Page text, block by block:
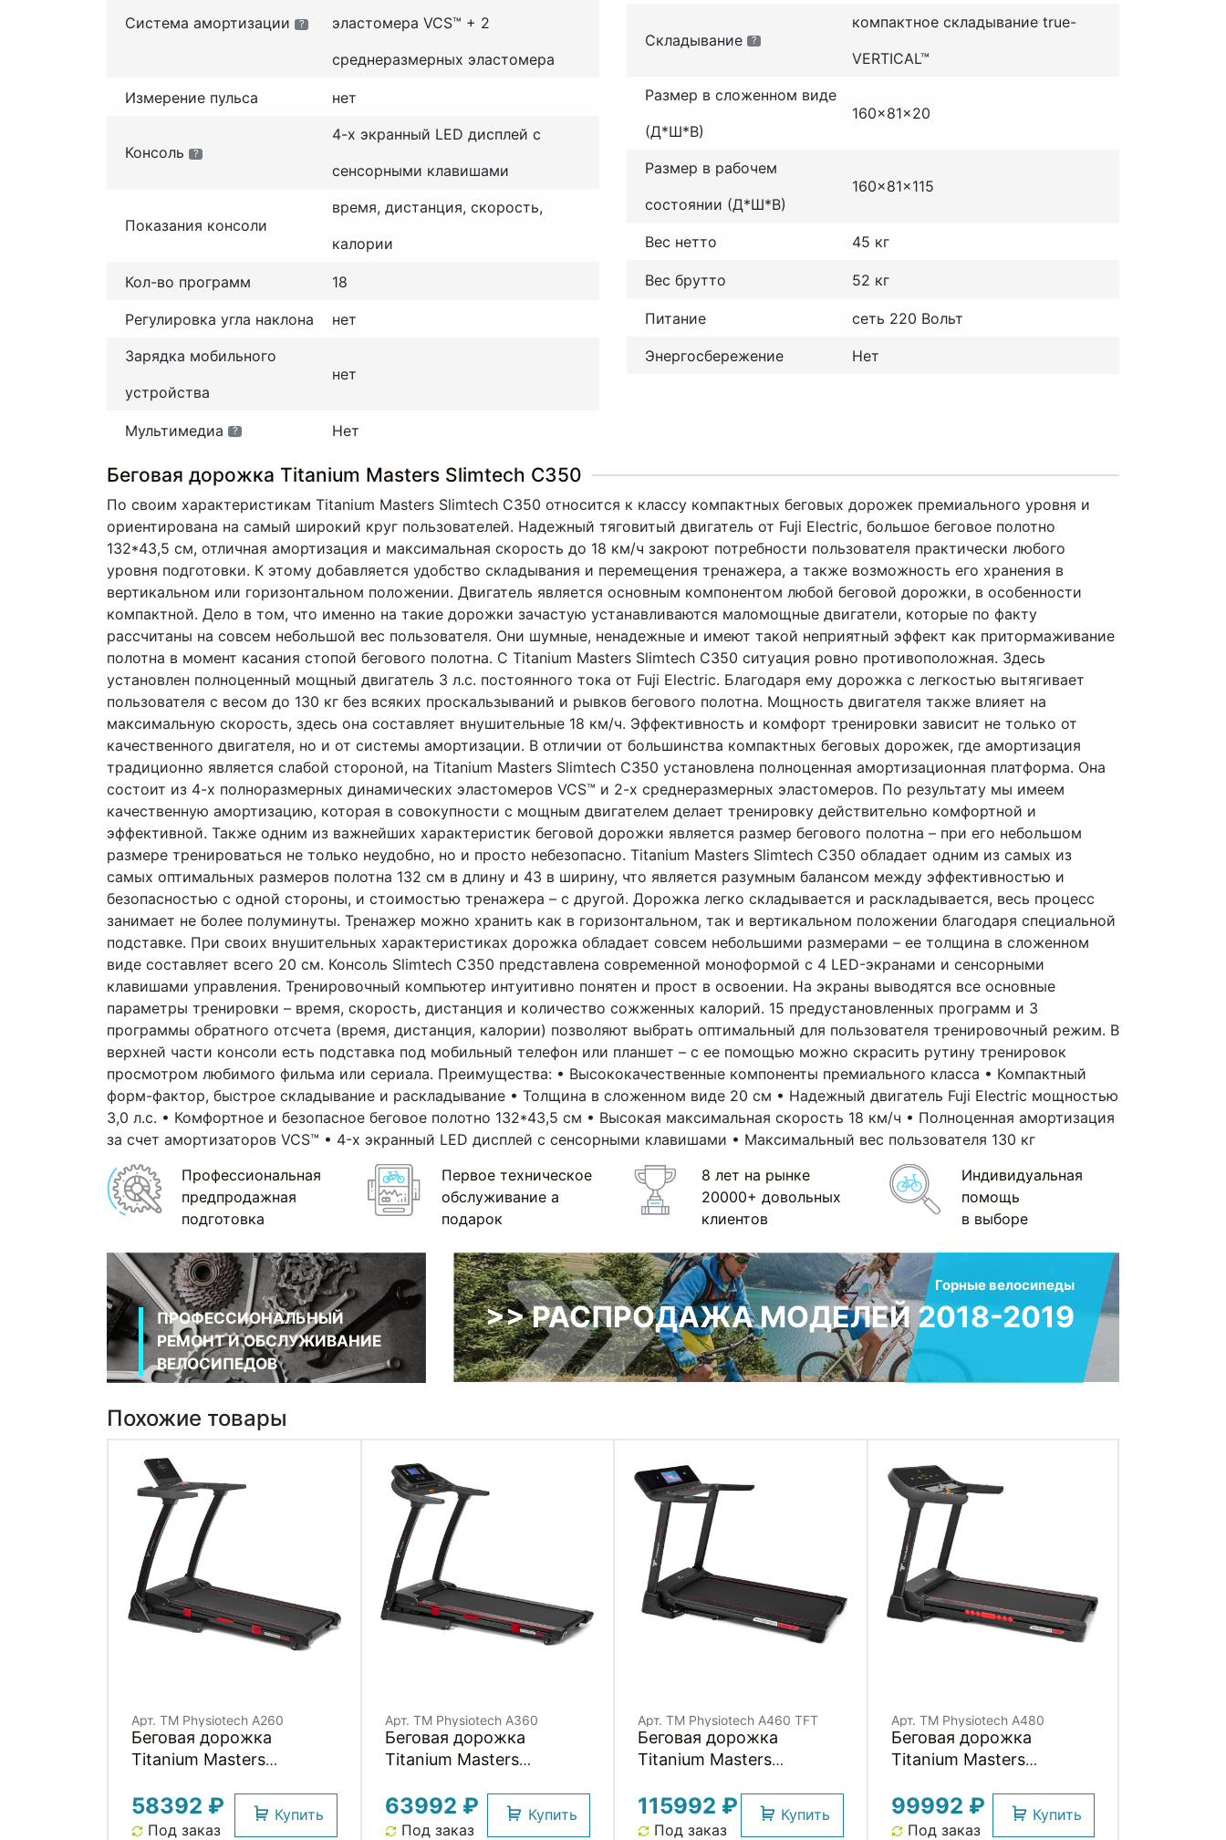
Система амортизации ?
эластомера VCS™ + 2
среднеразмерных эластомера
Измерение пульса нет
Консоль ?
4-х экранный LED дисплей с
сенсорными клавишами
Показания консоли
время, дистанция, скорость,
калории
Кол-во программ 18
Регулировка угла наклона
нет
Зарядка мобильного
устройства
нет
Мультимедиа ? Нет
Складывание ?
компактное складывание true-
VERTICAL™
Размер в сложенном виде
(Д*Ш*В)
160x81x20
Размер в рабочем
состоянии (Д*Ш*В)
160x81x115
Вес нетто 45 кг
Вес брутто 52 кг
Питание сеть 220 Вольт
Энергосбережение Нет
Беговая дорожка Titanium Masters Slimtech C350
По своим характеристикам Titanium Masters Slimtech C350 относится к классу компактных беговых дорожек премиального уровня и
ориентирована на самый широкий круг пользователей. Надежный тяговитый двигатель от Fuji Electric, большое беговое полотно
132*43,5 см, отличная амортизация и максимальная скорость до 18 км/ч закроют потребности пользователя практически любого
уровня подготовки. К этому добавляется удобство складывания и перемещения тренажера, а также возможность его хранения в
вертикальном или горизонтальном положении. Двигатель является основным компонентом любой беговой дорожки, в особенности
компактной. Дело в том, что именно на такие дорожки зачастую устанавливаются маломощные двигатели, которые по факту
рассчитаны на совсем небольшой вес пользователя. Они шумные, ненадежные и имеют такой неприятный эффект как притормаживание
полотна в момент касания стопой бегового полотна. С Titanium Masters Slimtech C350 ситуация ровно противоположная. Здесь
установлен полноценный мощный двигатель 3 л.с. постоянного тока от Fuji Electric. Благодаря ему дорожка с легкостью вытягивает
пользователя с весом до 130 кг без всяких проскальзываний и рывков бегового полотна. Мощность двигателя также влияет на
максимальную скорость, здесь она составляет внушительные 18 км/ч. Эффективность и комфорт тренировки зависит не только от
качественного двигателя, но и от системы амортизации. В отличии от большинства компактных беговых дорожек, где амортизация
традиционно является слабой стороной, на Titanium Masters Slimtech C350 установлена полноценная амортизационная платформа. Она
состоит из 4-х полноразмерных динамических эластомеров VCS™ и 2-х среднеразмерных эластомеров. По результату мы имеем
качественную амортизацию, которая в совокупности с мощным двигателем делает тренировку действительно комфортной и
эффективной. Также одним из важнейших характеристик беговой дорожки является размер бегового полотна – при его небольшом
размере тренироваться не только неудобно, но и просто небезопасно. Titanium Masters Slimtech C350 обладает одним из самых из
самых оптимальных размеров полотна 132 см в длину и 43 в ширину, что является разумным балансом между эффективностью и
безопасностью с одной стороны, и стоимостью тренажера – с другой. Дорожка легко складывается и раскладывается, весь процесс
занимает не более полуминуты. Тренажер можно хранить как в горизонтальном, так и вертикальном положении благодаря специальной
подставке. При своих внушительных характеристиках дорожка обладает совсем небольшими размерами – ее толщина в сложенном
виде составляет всего 20 см. Консоль Slimtech C350 представлена современной моноформой с 4 LED-экранами и сенсорными
клавишами управления. Тренировочный компьютер интуитивно понятен и прост в освоении. На экраны выводятся все основные
параметры тренировки – время, скорость, дистанция и количество сожженных калорий. 15 предустановленных программ и 3
программы обратного отсчета (время, дистанция, калории) позволяют выбрать оптимальный для пользователя тренировочный режим. В
верхней части консоли есть подставка под мобильный телефон или планшет – с ее помощью можно скрасить рутину тренировок
просмотром любимого фильма или сериала. Преимущества: • Высококачественные компоненты премиального класса • Компактный
форм-фактор, быстрое складывание и раскладывание • Толщина в сложенном виде 20 см • Надежный двигатель Fuji Electric мощностью
3,0 л.с. • Комфортное и безопасное беговое полотно 132*43,5 см • Высокая максимальная скорость 18 км/ч • Полноценная амортизация
за счет амортизаторов VCS™ • 4-х экранный LED дисплей с сенсорными клавишами • Максимальный вес пользователя 130 кг
Профессиональная
предпродажная
подготовка
Первое техническое
обслуживание а
подарок
8 лет на рынке
20000+ довольных
клиентов
Индивидуальная
помощь
в выборе
ПРОФЕССИОНАЛЬНЫЙ
РЕМОНТ И ОБСЛУЖИВАНИЕ
ВЕЛОСИПЕДОВ
Горные велосипеды
>> РАСПРОДАЖА МОДЕЛЕЙ 2018-2019
Похожие товары
Арт. TM Physiotech A260
Беговая дорожка
Titanium Masters
58392 ₽
Под заказ
Купить
Арт. TM Physiotech A360
Беговая дорожка
Titanium Masters
63992 ₽
Под заказ
Купить
Арт. TM Physiotech A460 TFT
Беговая дорожка
Titanium Masters
115992 ₽
Под заказ
Купить
Арт. TM Physiotech A480
Беговая дорожка
Titanium Masters
99992 ₽
Под заказ
Купить